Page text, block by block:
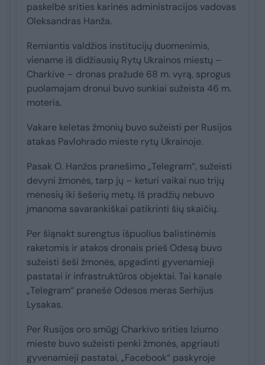
paskelbė srities karinės administracijos vadovas
Oleksandras Hanža.
Remiantis valdžios institucijų duomenimis,
viename iš didžiausių Rytų Ukrainos miestų –
Charkive – dronas pražudė 68 m. vyrą, sprogus
puolamajam dronui buvo sunkiai sužeista 46 m.
moteris.
Vakare keletas žmonių buvo sužeisti per Rusijos
atakas Pavlohrado mieste rytų Ukrainoje.
Pasak O. Hanžos pranešimo „Telegram“, sužeisti
devyni žmonės, tarp jų – keturi vaikai nuo trijų
mėnesių iki šešerių metų. Iš pradžių nebuvo
įmanoma savarankiškai patikrinti šių skaičių.
Per šiąnakt surengtus išpuolius balistinėmis
raketomis ir atakos dronais prieš Odesą buvo
sužeisti šeši žmonės, apgadinti gyvenamieji
pastatai ir infrastruktūros objektai. Tai kanale
„Telegram“ pranešė Odesos meras Serhijus
Lysakas.
Per Rusijos oro smūgį Charkivo srities Iziumo
mieste buvo sužeisti penki žmonės, apgriauti
gyvenamieji pastatai, „Facebook“ paskyroje